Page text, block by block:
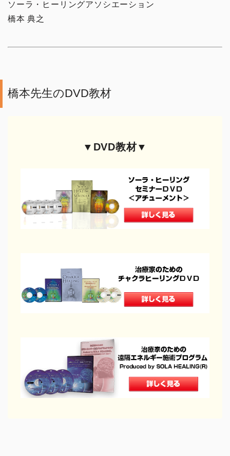
ソーラ・ヒーリングアソシエーション
橋本 典之
橋本先生のDVD教材
▼DVD教材▼
肩・背中の手技
コミュニケーション
治療家の生き方
治療院で物販する
セラボイス
DVDショップ